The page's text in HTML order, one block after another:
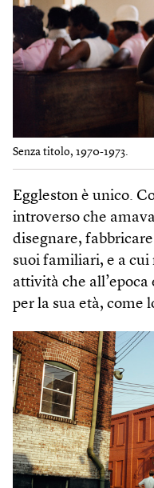
Senza titolo, 1970-1973.
Eggleston è unico.
introverso che
disegnare,
suoi familiari, e a cui
attività che
per la sua età, come